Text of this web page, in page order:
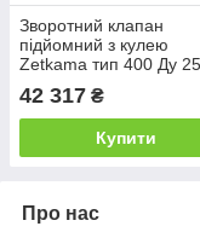
Зворотний клапан
підйомний з кулею
Zetkama тип 400 Ду
Ру 10
42 317 ₴
Купити
Про нас